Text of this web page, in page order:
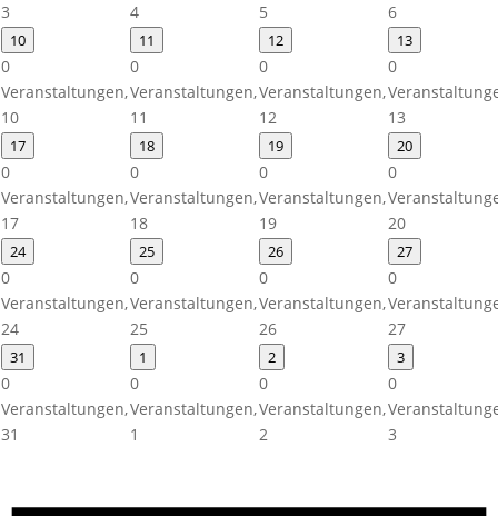
3
4
5
6
10
0
Veranstaltungen,
10
11
0
Veranstaltungen,
11
12
0
Veranstaltungen,
12
13
0
13
17
0
Veranstaltungen,
17
18
0
Veranstaltungen,
18
19
0
Veranstaltungen,
19
20
0
20
24
0
Veranstaltungen,
24
25
0
Veranstaltungen,
25
26
0
Veranstaltungen,
26
27
0
27
31
0
Veranstaltungen,
31
1
0
Veranstaltungen,
1
2
0
Veranstaltungen,
2
3
0
3